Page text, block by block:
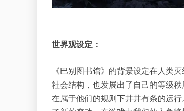
世界观设定：
《巴别图书馆》的背景设定在人类
社会结构，也发展出了自己的等级
在属于他们的规则下井井有条的运